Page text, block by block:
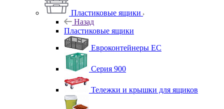
Пластиковые ящики
Назад
Пластиковые ящики
Евроконтейнеры ЕС
Серия 900
Тележки и крышки для ящиков